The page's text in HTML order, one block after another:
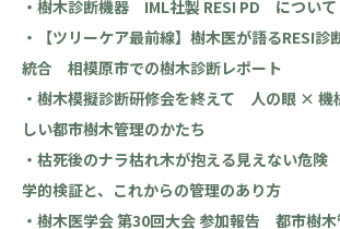
・樹木診断機器 IML社製 RESI PD について
・【ツリーケア最前線】樹木医が語るRESI診
統合 相模原市での樹木診断レポート
・樹木模擬診断研修会を終えて 人の眼 × 機
しい都市樹木管理のかたち
・枯死後のナラ枯れ木が抱える見えない危
学的検証と、これからの管理のあり方
・樹木医学会 第30回大会 参加報告 都市樹